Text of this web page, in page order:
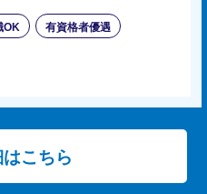
OK 有資格者優遇
こちら